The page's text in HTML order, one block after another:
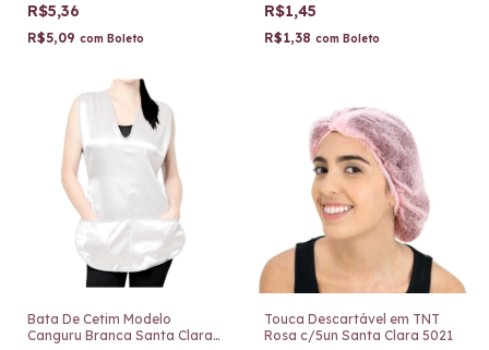
R$5,36
R$5,09 com Boleto
R$1,45
R$1,38 com Boleto
Bata De Cetim Modelo
Canguru Branca Santa Clara
Touca Descartável em TNT
Rosa c/5un Santa Clara 5021